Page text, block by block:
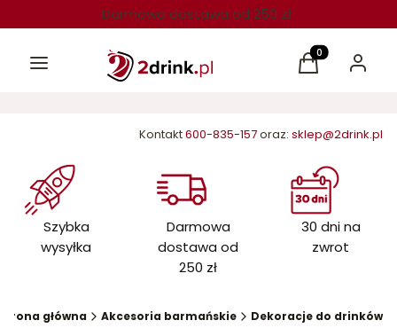
Darmowa dostawa od 250 zł
Menu Produkty w
Koszyk Zaloguj
Kontakt600-835-157oraz: sklep@2drink.pl
Szybka
wysyłka
Darmowa
dostawa od
250 zł
30 dni na
zwrot
główna Akcesoria barmańskie Dekoracje do drinków